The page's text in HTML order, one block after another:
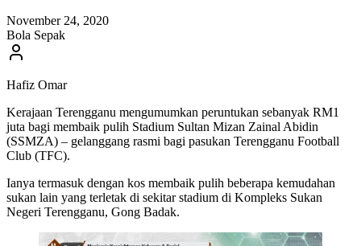
November 24, 2020
Bola Sepak
Hafiz Omar
Kerajaan Terengganu mengumumkan peruntukan sebanyak RM1
juta bagi membaik pulih Stadium Sultan Mizan Zainal Abidin
(SSMZA) – gelanggang rasmi bagi pasukan Terengganu Football
Club (TFC).
Ianya termasuk dengan kos membaik pulih beberapa kemudahan
sukan lain yang terletak di sekitar stadium di Kompleks Sukan
Negeri Terengganu, Gong Badak.